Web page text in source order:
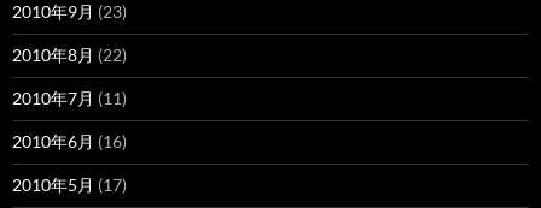
2010年9月 (23)
2010年8月 (22)
2010年7月 (11)
2010年6月 (16)
2010年5月 (17)